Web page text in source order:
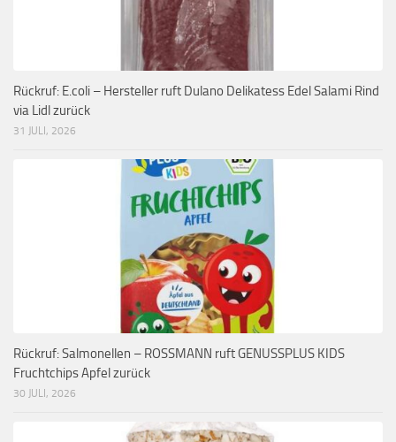
Rückruf: E.coli – Hersteller ruft Dulano Delikatess Edel Salami Rind
via Lidl zurück
31 JULI, 2026
Rückruf: Salmonellen – ROSSMANN ruft GENUSSPLUS KIDS
Fruchtchips Apfel zurück
30 JULI, 2026